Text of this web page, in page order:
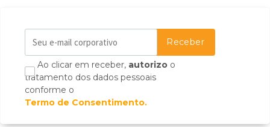
Ao clicar em receber, autorizo o
tratamento dos dados pessoais
conforme o
Termo de Consentimento.